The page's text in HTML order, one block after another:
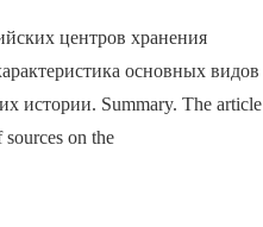
центров хранения
основных видов
истории. Summary. The article
on the